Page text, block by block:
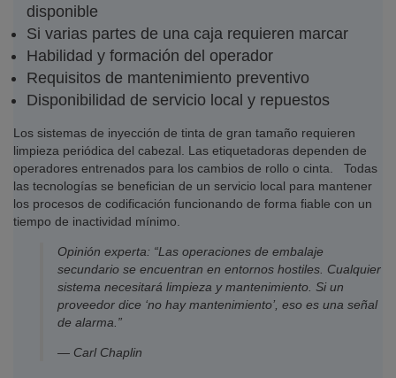
disponible
Si varias partes de una caja requieren marcar
Habilidad y formación del operador
Requisitos de mantenimiento preventivo
Disponibilidad de servicio local y repuestos
Los sistemas de inyección de tinta de gran tamaño requieren
limpieza periódica del cabezal. Las etiquetadoras dependen de
operadores entrenados para los cambios de rollo o cinta. Todas
las tecnologías se benefician de un servicio local para mantener
los procesos de codificación funcionando de forma fiable con un
tiempo de inactividad mínimo.
Opinión experta: “Las operaciones de embalaje
secundario se encuentran en entornos hostiles. Cualquier
sistema necesitará limpieza y mantenimiento. Si un
proveedor dice ‘no hay mantenimiento’, eso es una señal
de alarma.”
— Carl Chaplin